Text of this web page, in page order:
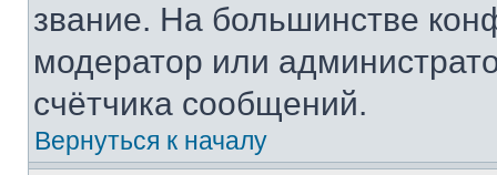
звание. На большинстве
модератор или
счётчика сообщений.
Вернуться к началу